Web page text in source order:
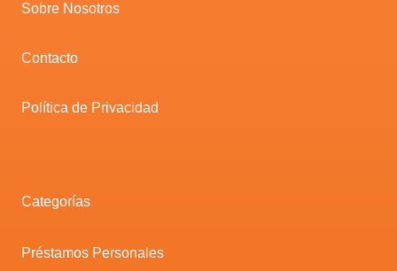
Sobre Nosotros
Contacto
Política de Privacidad
Categorías
Préstamos Personales